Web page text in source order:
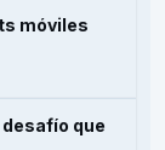
móviles
que